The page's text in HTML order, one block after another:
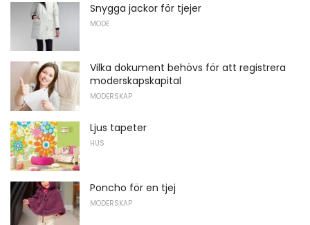
Snygga jackor för tjejer
MODE
Vilka dokument behövs för att registrera
moderskapskapital
MODERSKAP
Ljus tapeter
HUS
Poncho för en tjej
MODERSKAP